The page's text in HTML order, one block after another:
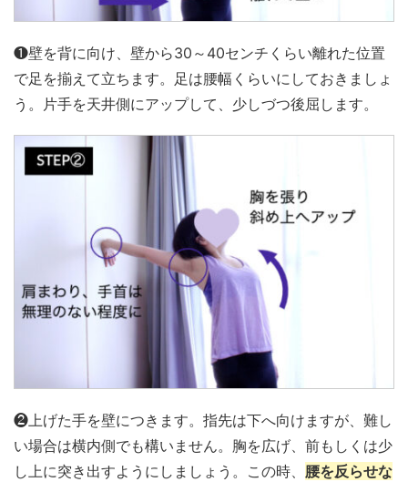
❶壁を背に向け、壁から30～40センチくらい離れた位置
で足を揃えて立ちます。足は腰幅くらいにしておきましょ
う。片手を天井側にアップして、少しづつ後屈します。
❷上げた手を壁につきます。指先は下へ向けますが、難し
い場合は横内側でも構いません。胸を広げ、前もしくは少
し上に突き出すようにしましょう。この時、 腰を反らせな